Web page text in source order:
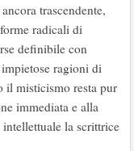
trascendente,
radicali di
definibile con
ragioni di
il misticismo resta pur
immediata e alla
la scrittrice